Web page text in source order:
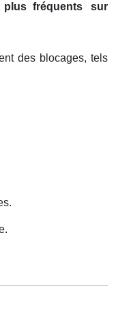
fréquents
sur
des blocages, tels